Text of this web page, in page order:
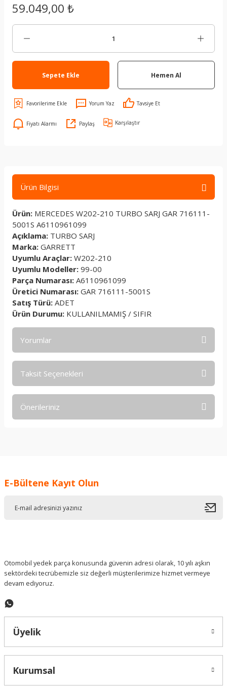
59.049,00 ₺
Sepete Ekle Hemen Al
Yorum Yaz Tavsiye Et
Fiyatı Alarmı Paylaş Karşılaştır
Ürün Bilgisi
Ürün: MERCEDES W202-210 TURBO SARJ GAR 716111-
5001S A6110961099
Açıklama: TURBO SARJ
Marka: GARRETT
Uyumlu Araçlar: W202-210
Uyumlu Modeller: 99-00
Parça Numarası: A6110961099
Üretici Numarası: GAR 716111-5001S
Satış Türü: ADET
Ürün Durumu: KULLANILMAMIŞ / SIFIR
Yorumlar
Taksit Seçenekleri
Önerileriniz
Ürün resmi kalitesiz, bozuk veya görüntülenemiyor.
E-Bültene Kayıt Olun
Otomobil yedek parça konusunda güvenin adresi olarak, 10 yılı aşkın
sektördeki tecrübemizle siz değerli müşterilerimize hizmet vermeye
devam ediyoruz.
Üyelik
Kurumsal